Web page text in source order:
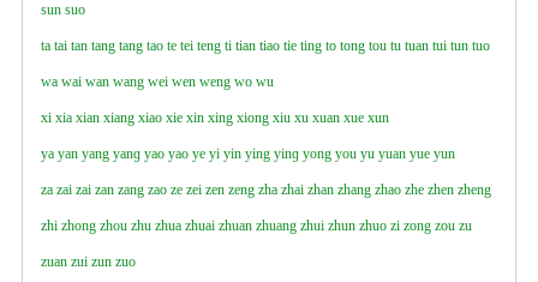
sun suo
ta tai tan tang tang tao te tei teng ti tian tiao tie ting to tong tou tu tuan tui tun tuo
wa wai wan wang wei wen weng wo wu
xi xia xian xiang xiao xie xin xing xiong xiu xu xuan xue xun
ya yan yang yanɡ yao yao ye yi yin ying yinɡ yong you yu yuan yue yun
za zai zai zan zang zao ze zei zen zeng zha zhai zhan zhang zhao zhe zhen zheng
zhi zhong zhou zhu zhua zhuai zhuan zhuang zhui zhun zhuo zi zong zou zu
zuan zui zun zuo